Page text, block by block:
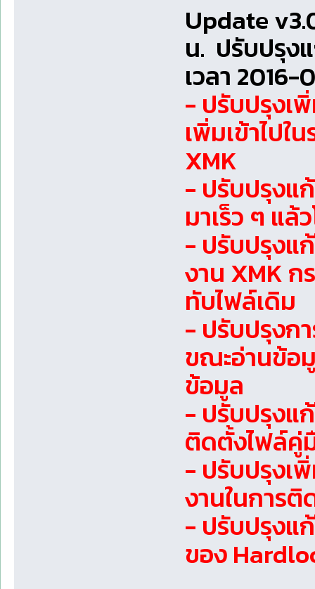
Update
น. ปรับปรุง
เวลา
- ปรับปรุงเ
เพิ่มเข้าไปใ
XMK
- ปรับปรุงแ
มาเร็ว ๆ แ
- ปรับปรุงแ
งาน XMK
ทับไฟล์เดิม
- ปรับปรุงก
ขณะอ่านข้อ
ข้อมูล
- ปรับปรุงแ
ติดตั้งไฟล์คู่มื
- ปรับปรุงเ
งานในการ
- ปรับปรุงแ
ของ